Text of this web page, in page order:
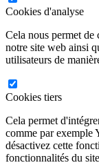
Cookies d'analyse
Cela nous permet de
notre site web ainsi
utilisateurs de
Cookies tiers
Cela permet
comme par exemple
désactivez cette
fonctionnalités du